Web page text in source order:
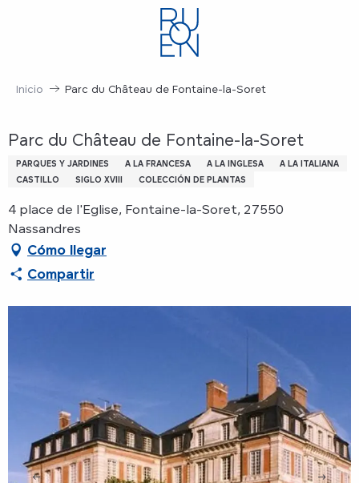
Inicio Parc du Château de Fontaine-la-Soret
Parc du Château de Fontaine-la-Soret
PARQUES Y JARDINES A LA FRANCESA A LA INGLESA
A LA ITALIANA
CASTILLO
SIGLO XVIII COLECCIÓN DE PLANTAS
4 place de l'Eglise, Fontaine-la-Soret, 27550
Nassandres
Cómo llegar
Compartir